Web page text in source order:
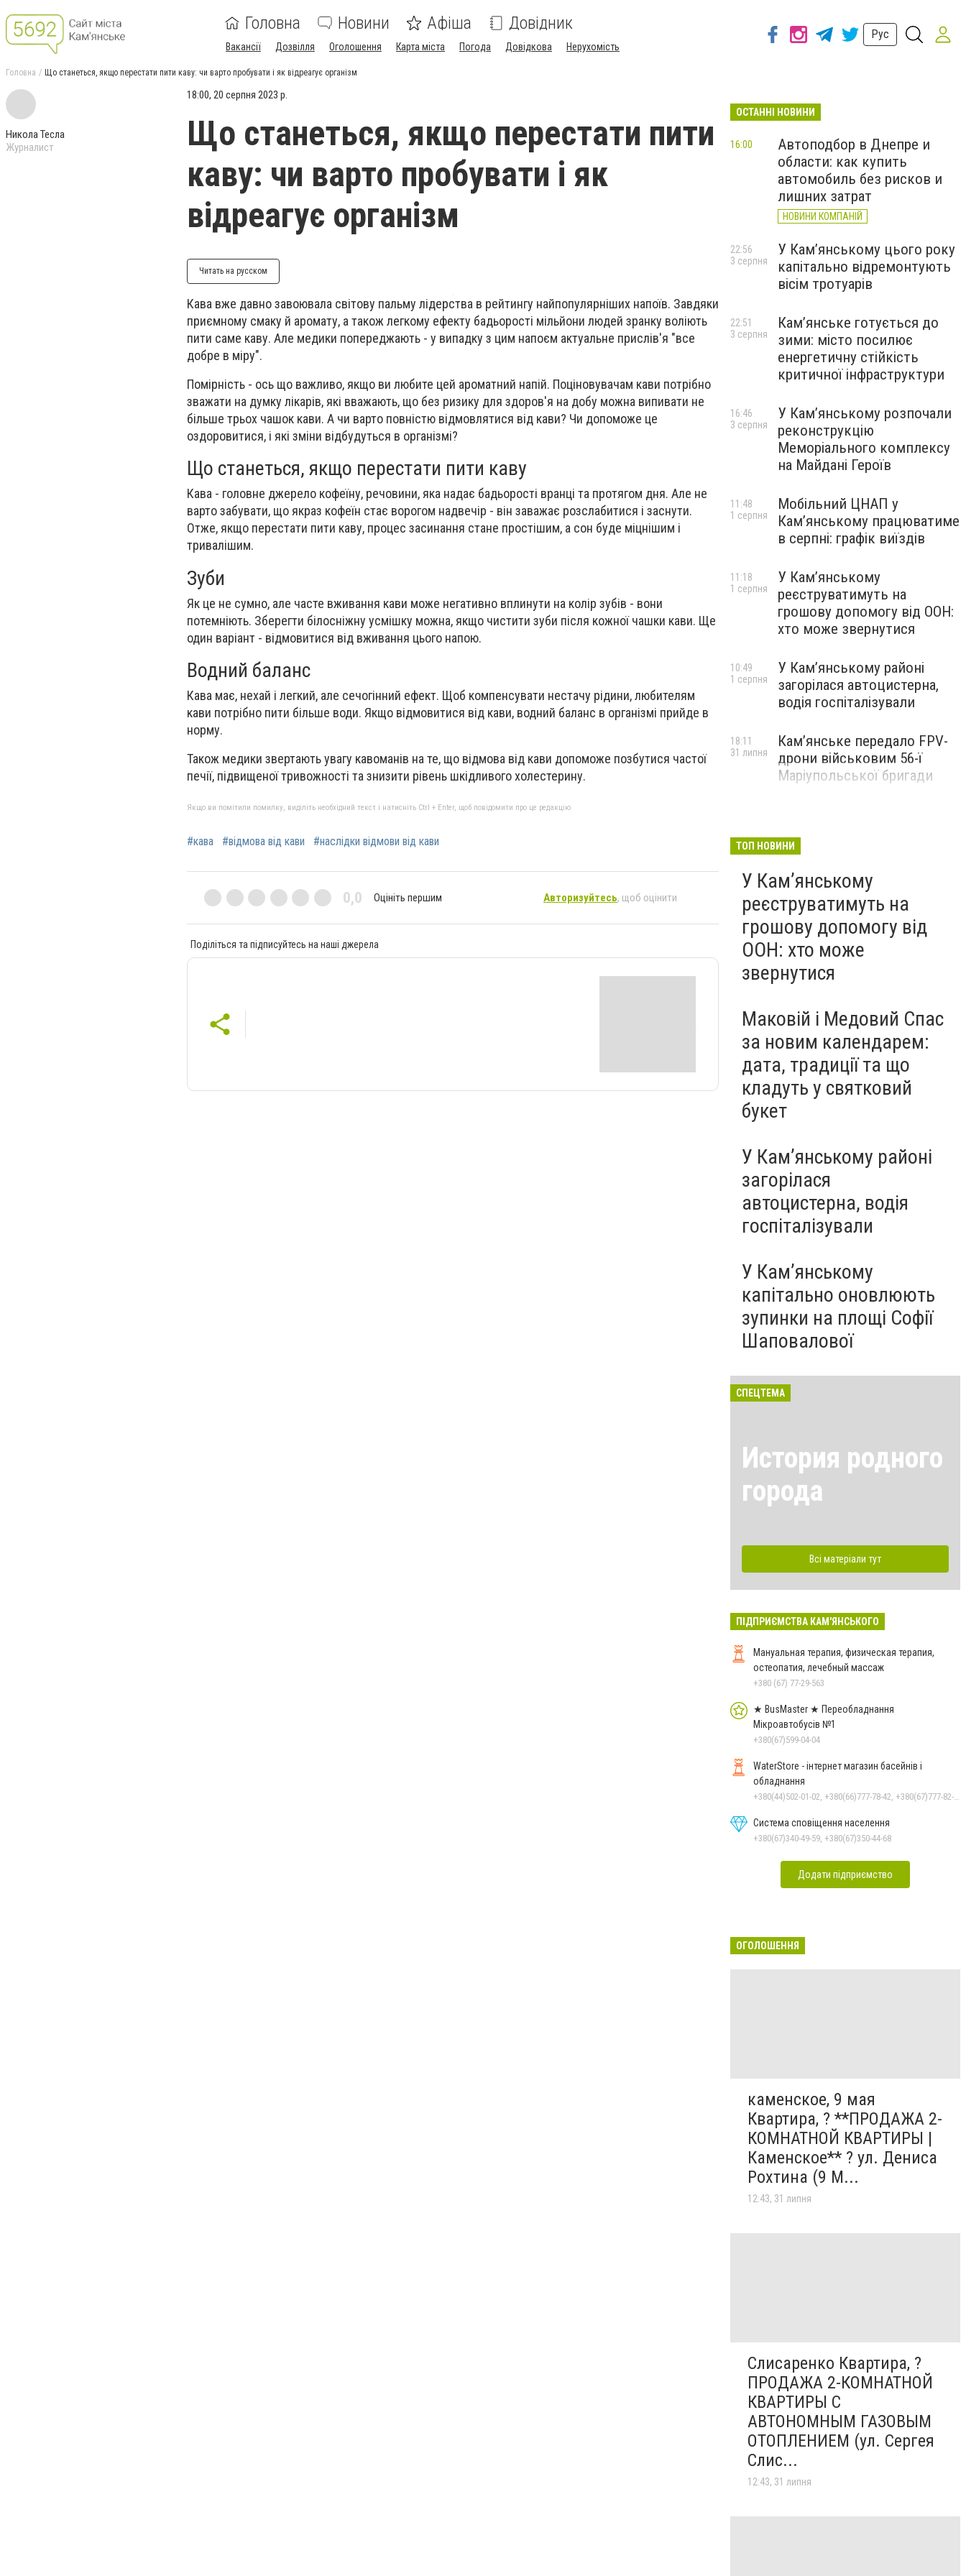
Головна Новини Афіша Довідник
Вакансії Дозвілля Оголошення Карта міста Погода Довідкова Нерухомість
Рус
Головна Що станеться, якщо перестати пити каву: чи варто пробувати і як відреагує організм
Никола Тесла
Журналист
18:00, 20 серпня 2023 р.
Що станеться, якщо перестати пити
каву: чи варто пробувати і як
відреагує організм
Читать на русском
Кава вже давно завоювала світову пальму лідерства в рейтингу найпопулярніших напоїв. Завдяки
приємному смаку й аромату, а також легкому ефекту бадьорості мільйони людей зранку воліють
пити саме каву. Але медики попереджають - у випадку з цим напоєм актуальне прислів'я "все
добре в міру".
Помірність - ось що важливо, якщо ви любите цей ароматний напій. Поціновувачам кави потрібно
зважати на думку лікарів, які вважають, що без ризику для здоров'я на добу можна випивати не
більше трьох чашок кави. А чи варто повністю відмовлятися від кави? Чи допоможе це
оздоровитися, і які зміни відбудуться в організмі?
Що станеться, якщо перестати пити каву
Кава - головне джерело кофеїну, речовини, яка надає бадьорості вранці та протягом дня. Але не
варто забувати, що якраз кофеїн стає ворогом надвечір - він заважає розслабитися і заснути.
Отже, якщо перестати пити каву, процес засинання стане простішим, а сон буде міцнішим і
тривалішим.
Зуби
Як це не сумно, але часте вживання кави може негативно вплинути на колір зубів - вони
потемніють. Зберегти білосніжну усмішку можна, якщо чистити зуби після кожної чашки кави. Ще
один варіант - відмовитися від вживання цього напою.
Водний баланс
Кава має, нехай і легкий, але сечогінний ефект. Щоб компенсувати нестачу рідини, любителям
кави потрібно пити більше води. Якщо відмовитися від кави, водний баланс в організмі прийде в
норму.
Також медики звертають увагу кавоманів на те, що відмова від кави допоможе позбутися частої
печії, підвищеної тривожності та знизити рівень шкідливого холестерину.
Якщо ви помітили помилку, виділіть необхідний текст і натисніть Ctrl + Enter, щоб повідомити про це редакцію
#кава #відмова від кави #наслідки відмови від кави
0,0 Оцініть першим Авторизуйтесь, щоб оцінити
Поділіться та підписуйтесь на наші джерела
ОСТАННІ НОВИНИ
Автоподбор в Днепре и
области: как купить
автомобиль без рисков и
лишних затрат
НОВИНИ КОМПАНІЙ
16:00
У Кам’янському цього року
капітально відремонтують
вісім тротуарів
22:56
3 серпня
Кам’янське готується до
зими: місто посилює
енергетичну стійкість
критичної інфраструктури
22:51
3 серпня
У Кам’янському розпочали
реконструкцію
Меморіального комплексу
на Майдані Героїв
16:46
3 серпня
Мобільний ЦНАП у
Кам’янському працюватиме
в серпні: графік виїздів
11:48
1 серпня
У Кам’янському
реєструватимуть на
грошову допомогу від ООН:
хто може звернутися
11:18
1 серпня
У Кам’янському районі
загорілася автоцистерна,
водія госпіталізували
10:49
1 серпня
Кам’янське передало FPV-
дрони військовим 56-ї
Маріупольської бригади
18:11
31 липня
ТОП НОВИНИ
У Кам’янському
реєструватимуть на
грошову допомогу від
ООН: хто може
звернутися
Маковій і Медовий Спас
за новим календарем:
дата, традиції та що
кладуть у святковий
букет
У Кам’янському районі
загорілася
автоцистерна, водія
госпіталізували
У Кам’янському
капітально оновлюють
зупинки на площі Софії
Шаповалової
СПЕЦТЕМА
История родного
города
Всі матеріали тут
ПІДПРИЄМСТВА КАМ'ЯНСЬКОГО
Мануальная терапия, физическая терапия,
остеопатия, лечебный массаж
+380 (67) 77-29-563
★ BusMaster ★ Переобладнання
Мікроавтобусів №1
+380(67)599-04-04
WaterStore - інтернет магазин басейнів і
обладнання
Система сповіщення населення
+380(67)340-49-59, +380(67)350-44-68
Додати підприємство
ОГОЛОШЕННЯ
каменское, 9 мая
Квартира, ? **ПРОДАЖА 2-
КОМНАТНОЙ КВАРТИРЫ |
Каменское** ? ул. Дениса
Рохтина (9 М...
12:43, 31 липня
Слисаренко Квартира, ?
ПРОДАЖА 2-КОМНАТНОЙ
КВАРТИРЫ С
АВТОНОМНЫМ ГАЗОВЫМ
ОТОПЛЕНИЕМ (ул. Сергея
Слис...
12:43, 31 липня